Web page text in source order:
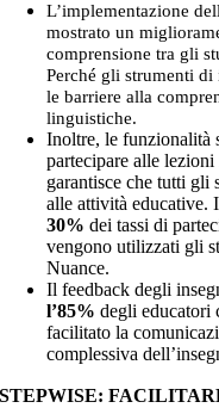
L’implementazione
mostrato un
comprensione tra gli
Perché gli strumenti
le barriere alla
linguistiche.
Inoltre, le funzionalità
partecipare alle
garantisce che tutti gli
alle attività educative.
30% dei tassi di
vengono utilizzati gli
Nuance.
Il feedback degli
l’85% degli educatori
facilitato la
complessiva
STEPWISE: